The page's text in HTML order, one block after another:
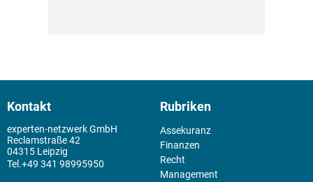
Kontakt
experten-netzwerk GmbH
Reclamstraße 42
04315 Leipzig
+49 341 98995950
Rubriken
Assekuranz
Finanzen
Recht
Management